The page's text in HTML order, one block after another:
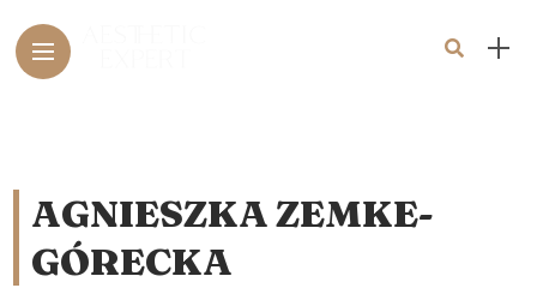
AGNIESZKA ZEMKE-
GÓRECKA